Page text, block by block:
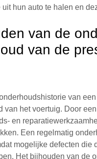
hun auto te halen en
van de
van de
van
van het voertuig. Door
en
Een regelmatig
mogelijke defecten
Het bijhouden van de